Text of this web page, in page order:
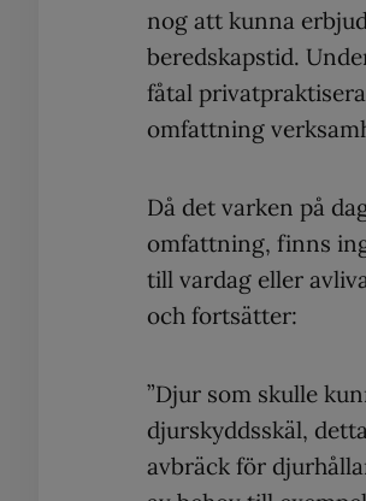
nog att kunna
beredskapstid.
fåtal
omfattning
Då det varken på
omfattning, finns
till vardag eller
och fortsätter:
”Djur som skulle
djurskyddsskäl,
avbräck för